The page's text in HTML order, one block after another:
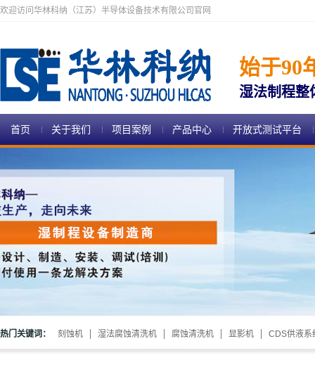
欢迎访问华林科纳（江苏）半导体设备技术有限公司官网
始于90
湿法制程整
首页 关于我们 项目案例 产品中心 开放式测试平台
热门关键词： 刻蚀机 湿法腐蚀清洗机 腐蚀清洗机 显影机 CDS供液系